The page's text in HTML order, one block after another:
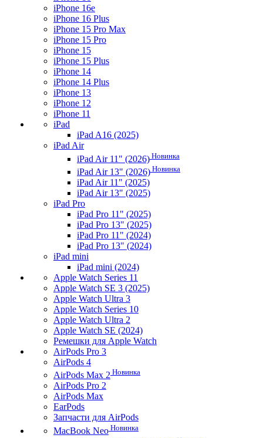
iPhone 16e
iPhone 16 Plus
iPhone 15 Pro Max
iPhone 15 Pro
iPhone 15
iPhone 15 Plus
iPhone 14
iPhone 14 Plus
iPhone 13
iPhone 12
iPhone 11
iPad
iPad A16 (2025)
iPad Air
iPad Air 11" (2026) Новинка
iPad Air 13" (2026) Новинка
iPad Air 11" (2025)
iPad Air 13" (2025)
iPad Pro
iPad Pro 11" (2025)
iPad Pro 13" (2025)
iPad Pro 11" (2024)
iPad Pro 13" (2024)
iPad mini
iPad mini (2024)
Apple Watch Series 11
Apple Watch SE 3 (2025)
Apple Watch Ultra 3
Apple Watch Series 10
Apple Watch Ultra 2
Apple Watch SE (2024)
Ремешки для Apple Watch
AirPods Pro 3
AirPods 4
AirPods Max 2 Новинка
AirPods Pro 2
AirPods Max
EarPods
Запчасти для AirPods
MacBook Neo Новинка